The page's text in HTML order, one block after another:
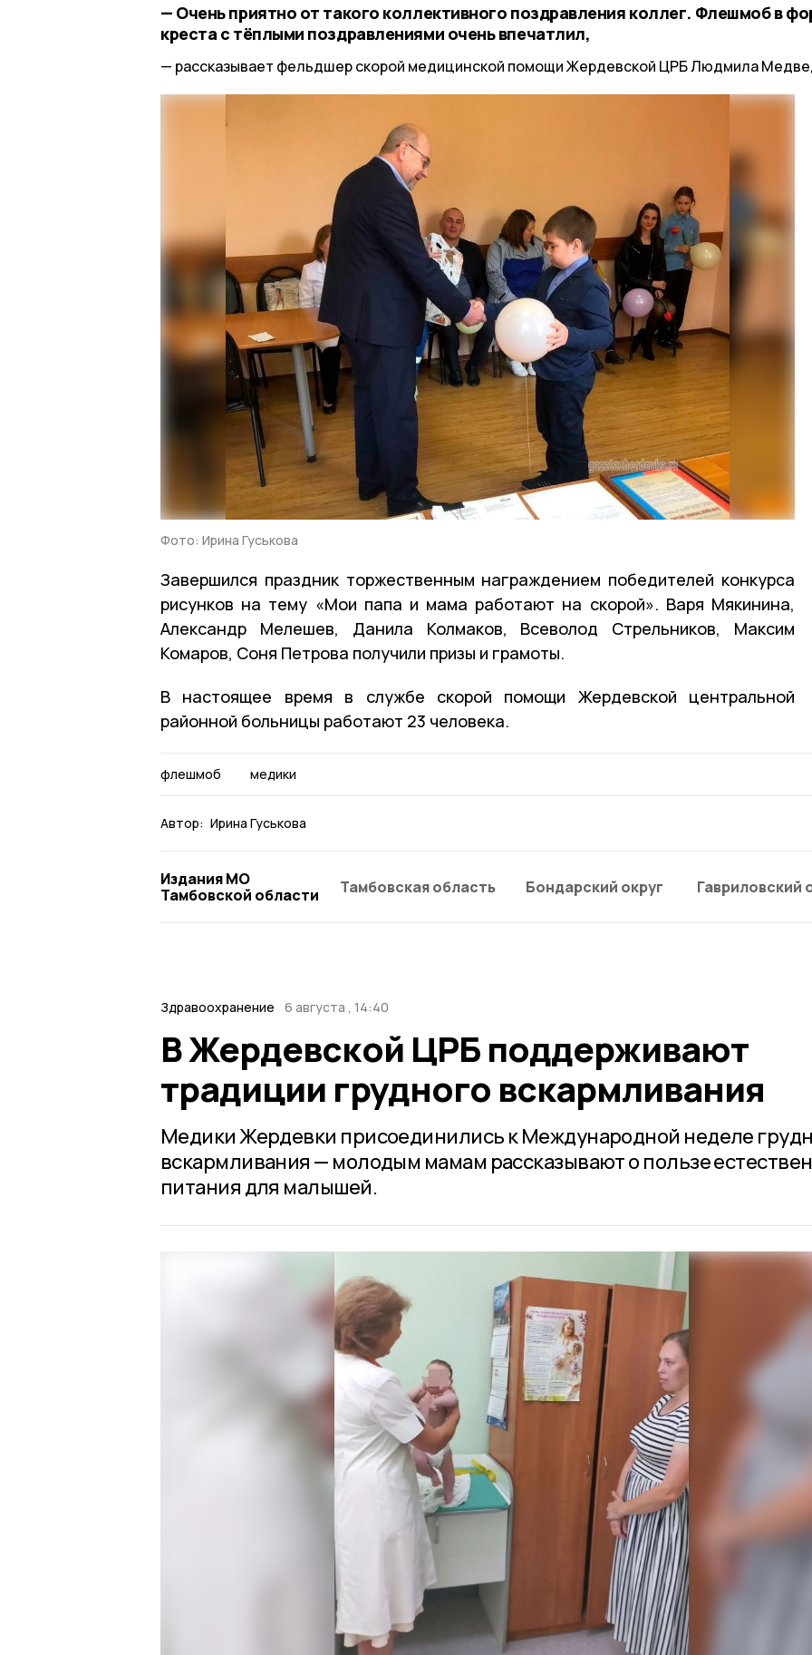
— Очень приятно от такого коллективного поздравления коллег. Флешмоб в
креста с тёплыми поздравлениями очень впечатлил,
рассказывает фельдшер скорой медицинской помощи Жердевской ЦРБ Людмила
Фото: Ирина Гуськова
Завершился праздник торжественным награждением победителей конкурса
рисунков на тему «Мои папа и мама работают на скорой». Варя Мякинина,
Александр Мелешев, Данила Колмаков, Всеволод Стрельников, Максим
Комаров, Соня Петрова получили призы и грамоты.
В настоящее время в службе скорой помощи Жердевской центральной
районной больницы работают 23 человека.
флешмоб медики
Автор: Ирина Гуськова
Издания МО
Тамбовской области
Тамбовская область Бондарский округ Гавриловский
Здравоохранение 6 августа , 14:40
В Жердевской ЦРБ поддерживают
традиции грудного вскармливания
Медики Жердевки присоединились к Международной неделе
вскармливания — молодым мамам рассказывают о пользе
питания для малышей.